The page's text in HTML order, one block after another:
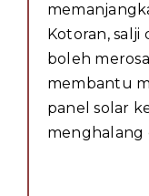
Kotoran, salji
boleh
membantu
panel solar
menghalang